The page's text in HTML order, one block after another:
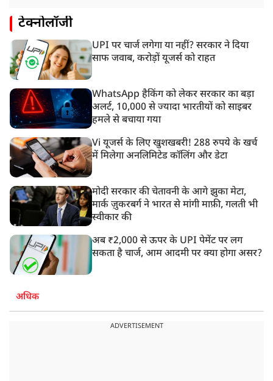
टेक्नोलॉजी
UPI पर चार्ज लगेगा या नहीं? सरकार ने दिया
साफ जवाब, करोड़ों यूजर्स को राहत
WhatsApp हैकिंग को लेकर सरकार का बड़ा
अलर्ट, 10,000 से ज्यादा भारतीयों को साइबर
हमले से बचाया गया
Vi यूजर्स के लिए खुशखबरी! 288 रुपये के खर्च
में मिलेगा अनलिमिटेड कॉलिंग और डेटा
मोदी सरकार की चेतावनी के आगे झुका मेटा,
मार्क ज़ुकरबर्ग ने भारत से मांगी माफ़ी, गलती भी
स्वीकार की
अब ₹2,000 से ऊपर के UPI पेमेंट पर लग
सकता है चार्ज, आम आदमी पर क्या होगा असर?
अधिक
ADVERTISEMENT